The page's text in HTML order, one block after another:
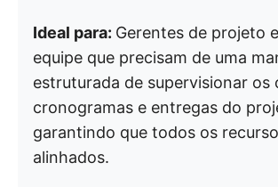
Ideal para: Gerentes de projeto
equipe que precisam de uma
estruturada de supervisionar os
cronogramas e entregas do
garantindo que todos os
alinhados.